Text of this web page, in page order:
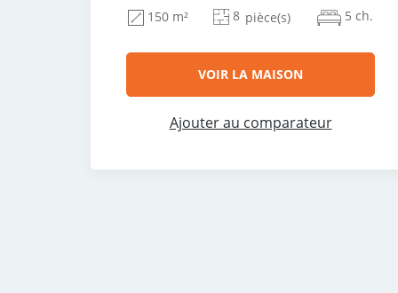
150 m² 8 pièce(s) 5 ch.
VOIR LA MAISON
Ajouter au comparateur